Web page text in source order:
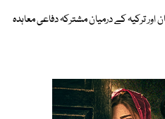
ترکیہ کے درمیان مشترکہ دفاعی معاہدہ